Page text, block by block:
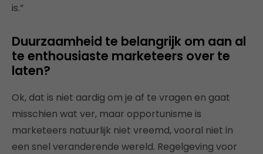
is.”
Duurzaamheid te belangrijk om aan al
te enthousiaste marketeers over te
laten?
Ok, dat is niet aardig om je af te vragen en gaat
misschien wat ver, maar opportunisme is
marketeers natuurlijk niet vreemd, vooral niet in
een snel veranderende wereld. Regelgeving voor